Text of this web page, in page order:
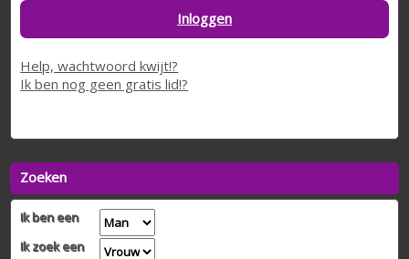
Inloggen
Help, wachtwoord kwijt!?
Ik ben nog geen gratis lid!?
Zoeken
Ik ben een
Ik zoek een